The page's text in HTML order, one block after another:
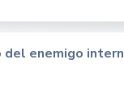
enemigo